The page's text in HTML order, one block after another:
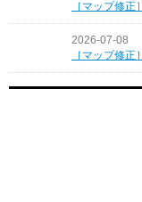
［マップ修
2026-07-08
［マップ修